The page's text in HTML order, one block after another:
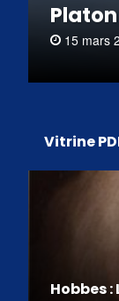
15 mars
Vitrine
Hobbes :